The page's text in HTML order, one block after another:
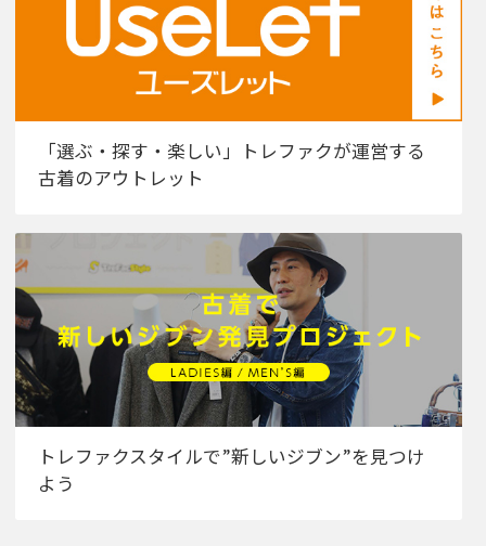
「選ぶ・探す・楽しい」トレファクが運営する
古着のアウトレット
トレファクスタイルで”新しいジブン”を見つけ
よう